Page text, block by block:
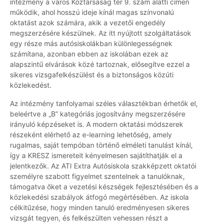
intézmény a város Köztársaság tér 9. szám alatti címen
működik, ahol hosszú ideje kínál magas színvonalú
oktatást azok számára, akik a vezetői engedély
megszerzésére készülnek. Az itt nyújtott szolgáltatások
egy része más autósiskolákban különlegességnek
számítana, azonban ebben az iskolában ezek az
alapszintű elvárások közé tartoznak, elősegítve ezzel a
sikeres vizsgafelkészülést és a biztonságos közúti
közlekedést.
Az intézmény tanfolyamai széles választékban érhetők el,
beleértve a „B” kategóriás jogosítvány megszerzésére
irányuló képzéseket is. A modern oktatási módszerek
részeként elérhető az e-learning lehetőség, amely
rugalmas, saját tempóban történő elméleti tanulást kínál,
így a KRESZ ismereteit kényelmesen sajátíthatják el a
jelentkezők. Az ATI Extra Autósiskola szakképzett oktatói
személyre szabott figyelmet szentelnek a tanulóknak,
támogatva őket a vezetési készségek fejlesztésében és a
közlekedési szabályok átfogó megértésében. Az iskola
célkitűzése, hogy minden tanuló eredményesen sikeres
vizsgát tegyen, és felkészülten vehessen részt a